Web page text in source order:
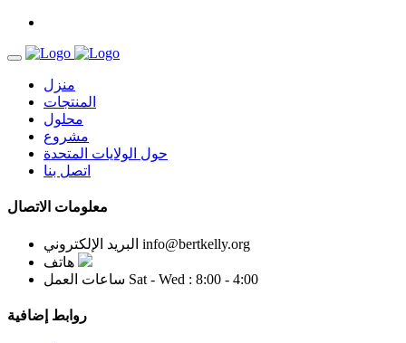
منزل
المنتجات
محلول
مشروع
حول الولايات المتحدة
اتصل بنا
معلومات الاتصال
البريد الإلكتروني info@bertkelly.org
هاتف
ساعات العمل Sat - Wed : 8:00 - 4:00
روابط إضافية